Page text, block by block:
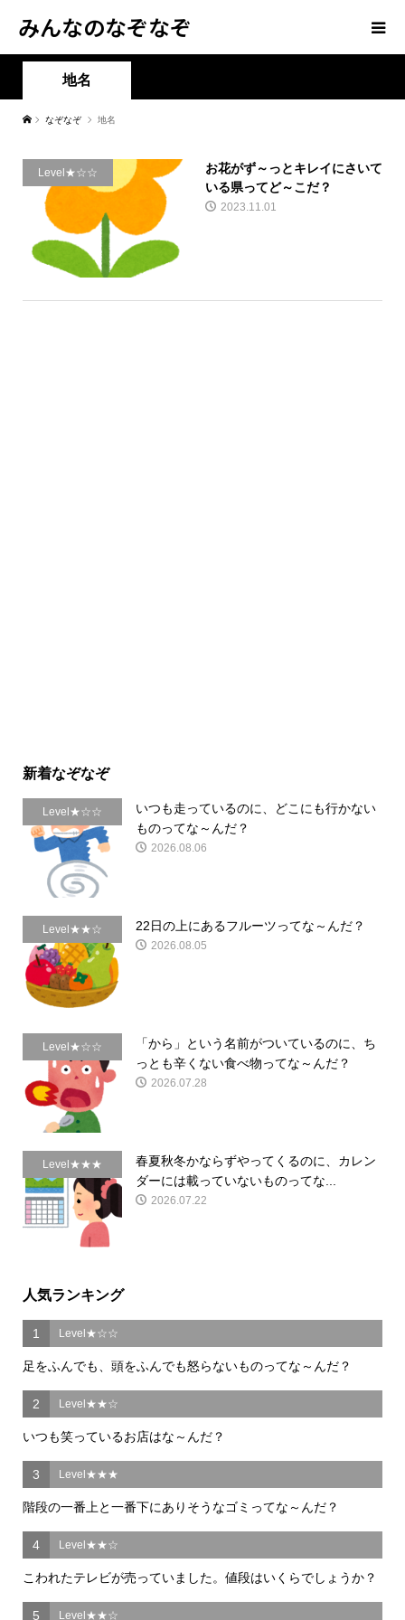
みんなのなぞなぞ
地名
なぞなぞ 地名
Level★☆☆
お花がず～っとキレイにさいて
いる県ってど～こだ？
2023.11.01
新着なぞなぞ
Level★☆☆
いつも走っているのに、どこにも行かない
ものってな～んだ？
2026.08.06
Level★★☆ 22日の上にあるフルーツってな～んだ？
2026.08.05
Level★☆☆
「から」という名前がついているのに、ち
っとも辛くない食べ物ってな～んだ？
2026.07.28
Level★★★
春夏秋冬かならずやってくるのに、カレン
ダーには載っていないものってな...
2026.07.22
人気ランキング
1 Level★☆☆
足をふんでも、頭をふんでも怒らないものってな～んだ？
2 Level★★☆
いつも笑っているお店はな～んだ？
3 Level★★★
階段の一番上と一番下にありそうなゴミってな～んだ？
4 Level★★☆
こわれたテレビが売っていました。値段はいくらでしょうか？
5 Level★★☆